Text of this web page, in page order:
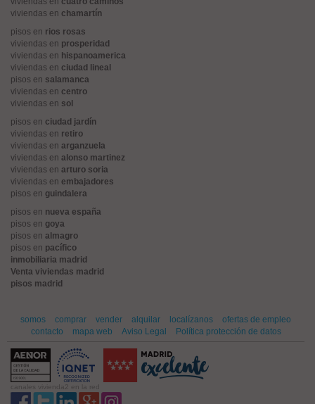
viviendas en chamartín
pisos en rios rosas
viviendas en prosperidad
viviendas en hispanoamerica
viviendas en ciudad lineal
pisos en salamanca
viviendas en centro
viviendas en sol
pisos en ciudad jardín
viviendas en retiro
viviendas en arganzuela
viviendas en alonso martinez
viviendas en arturo soria
viviendas en embajadores
pisos en guindalera
pisos en nueva españa
pisos en goya
pisos en almagro
pisos en pacífico
inmobiliaria madrid
Venta viviendas madrid
pisos madrid
somos comprar vender alquilar localízanos
ofertas de empleo
contacto
mapa web Aviso Legal Política protección de datos
canales vivienda2 en la red